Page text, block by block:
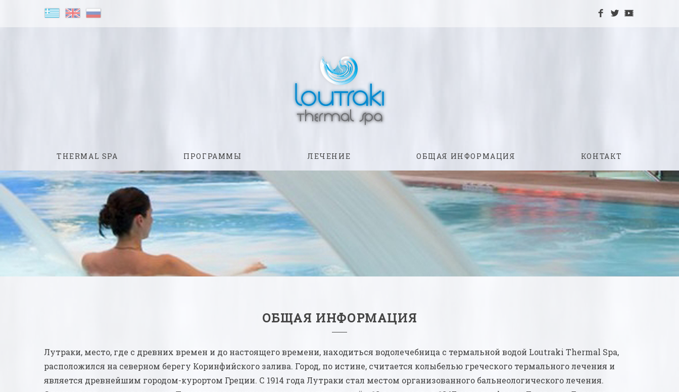
THERMAL SPA ПРОГРАММЫ ЛЕЧЕНИЕ ОБЩАЯ ИНФОРМАЦИЯ КОНТАКТ
ОБЩАЯ ИНФОРМАЦИЯ
Лутраки, место, где с древних времен и до настоящего времени, находиться водолечебница с термальной водой Loutraki Thermal Spa,
расположился на северном берегу Коринфийского залива. Город, по истине, считается колыбелью греческого термального лечения и
является древнейшим городом-курортом Греции. С 1914 года Лутраки стал местом организованного бальнеологического лечения.